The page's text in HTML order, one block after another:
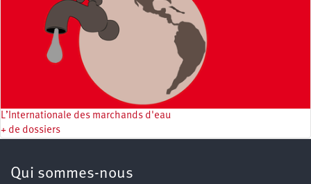
L’Internationale des marchands d'eau
+ de dossiers
Qui sommes-nous